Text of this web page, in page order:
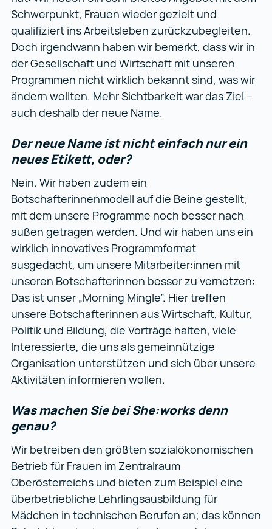
Schwerpunkt, Frauen wieder gezielt und
qualifiziert ins Arbeitsleben zurückzubegleiten.
Doch irgendwann haben wir bemerkt, dass wir in
der Gesellschaft und Wirtschaft mit unseren
Programmen nicht wirklich bekannt sind, was wir
ändern wollten. Mehr Sichtbarkeit war das Ziel –
auch deshalb der neue Name.
Der neue Name ist nicht einfach nur ein
neues Etikett, oder?
Nein. Wir haben zudem ein
Botschafterinnenmodell auf die Beine gestellt,
mit dem unsere Programme noch besser nach
außen getragen werden. Und wir haben uns ein
wirklich innovatives Programmformat
ausgedacht, um unsere Mitarbeiter:innen mit
unseren Botschafterinnen besser zu vernetzen:
Das ist unser „Morning Mingle”. Hier treffen
unsere Botschafterinnen aus Wirtschaft, Kultur,
Politik und Bildung, die Vorträge halten, viele
Interessierte, die uns als gemeinnützige
Organisation unterstützen und sich über unsere
Aktivitäten informieren wollen.
Was machen Sie bei She:works denn
genau?
Wir betreiben den größten sozialökonomischen
Betrieb für Frauen im Zentralraum
Oberösterreichs und bieten zum Beispiel eine
überbetriebliche Lehrlingsausbildung für
Mädchen in technischen Berufen an; das können